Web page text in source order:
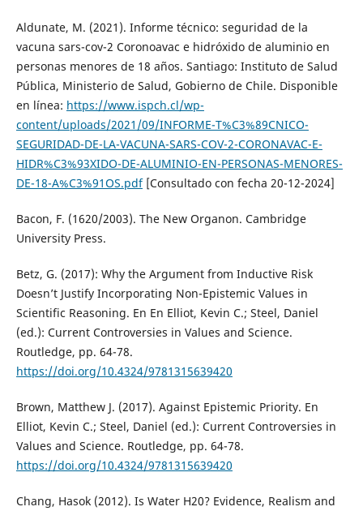
Aldunate, M. (2021). Informe técnico: seguridad de la
vacuna sars-cov-2 Coronoavac e hidróxido de aluminio en
personas menores de 18 años. Santiago: Instituto de Salud
Pública, Ministerio de Salud, Gobierno de Chile. Disponible
en línea: https://www.ispch.cl/wp-
content/uploads/2021/09/INFORME-T%C3%89CNICO-
SEGURIDAD-DE-LA-VACUNA-SARS-COV-2-CORONAVAC-E-
HIDR%C3%93XIDO-DE-ALUMINIO-EN-PERSONAS-MENORES-
DE-18-A%C3%91OS.pdf[Consultado con fecha 20-12-2024]
Bacon, F. (1620/2003). The New Organon. Cambridge
University Press.
Betz, G. (2017): Why the Argument from Inductive Risk
Doesn’t Justify Incorporating Non-Epistemic Values in
Scientific Reasoning. En En Elliot, Kevin C.; Steel, Daniel
(ed.): Current Controversies in Values and Science.
Routledge, pp. 64-78.
https://doi.org/10.4324/9781315639420
Brown, Matthew J. (2017). Against Epistemic Priority. En
Elliot, Kevin C.; Steel, Daniel (ed.): Current Controversies in
Values and Science. Routledge, pp. 64-78.
https://doi.org/10.4324/9781315639420
Chang, Hasok (2012). Is Water H20? Evidence, Realism and